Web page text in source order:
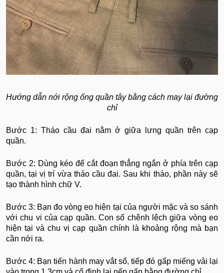
Hướng dẫn nới rộng ống quần tây bằng cách may lại đường
chỉ
Bước 1: Tháo cầu đai nằm ở giữa lưng quần trên cạp
quần.
Bước 2: Dùng kéo để cắt đoạn thẳng ngắn ở phía trên cạp
quần, tại vị trí vừa tháo cầu đai. Sau khi tháo, phần này sẽ
tạo thành hình chữ V.
Bước 3: Bạn đo vòng eo hiện tại của người mặc và so sánh
với chu vi của cạp quần. Con số chênh lệch giữa vòng eo
hiện tại và chu vị cạp quần chính là khoảng rộng mà bạn
cần nới ra.
Bước 4: Bạn tiến hành may vắt sổ, tiếp đó gấp miếng vải lại